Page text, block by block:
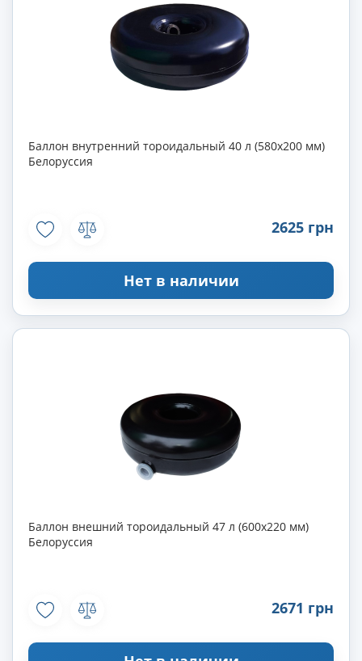
Баллон внутренний тороидальный 40 л (580х200 мм)
Белоруссия
2625 грн
Нет в наличии
Баллон внешний тороидальный 47 л (600х220 мм)
Белоруссия
2671 грн